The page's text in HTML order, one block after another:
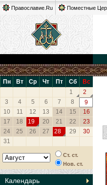
Православие.Ru Поместные
Пн Вт Ср Чт Пт Сб
Вс
1
2
3
4 5 6 7 8
9
10
11 12 13 14 15
16
17
18 19 20 21 22
23
24
25 26 27 28 29
30
31
Ст. ст.
Нов. ст.
Календарь